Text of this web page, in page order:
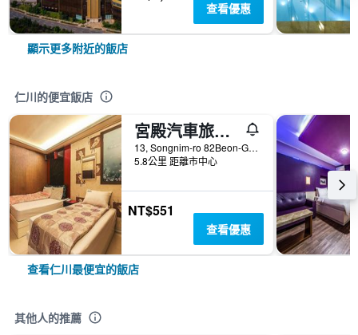
查看優惠
顯示更多附近的飯店
仁川的便宜飯店
宮殿汽車旅館 - 仁川
13, Songnim-ro 82Beon-Gil, Dong-gu, 仁川, 韓國
5.8公里 距離市中心
NT$551
查看優惠
查看仁川最便宜的飯店
其他人的推薦